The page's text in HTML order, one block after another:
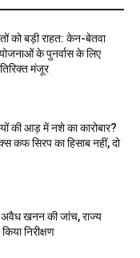
को बड़ी राहत: केन-बेतवा
के पुनर्वास के लिए
मंजूर
की आड़ में नशे का कारोबार?
कफ सिरप का हिसाब नहीं, दो
अवैध खनन की जांच, राज्य
निरीक्षण